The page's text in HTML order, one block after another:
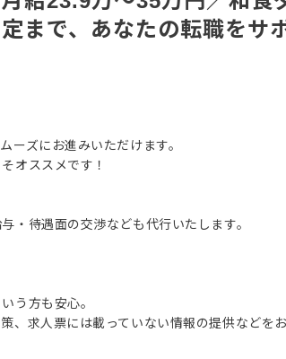
まで、あなたの転職をサ
ーズにお進みいただけます。
オススメです！
・待遇面の交渉なども代行いたします。
う方も安心。
、求人票には載っていない情報の提供などをお